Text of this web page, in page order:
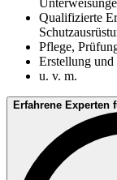
Qualifizierte
Pflege,
Erstellung und
u. v. m.
Erfahrene Experten